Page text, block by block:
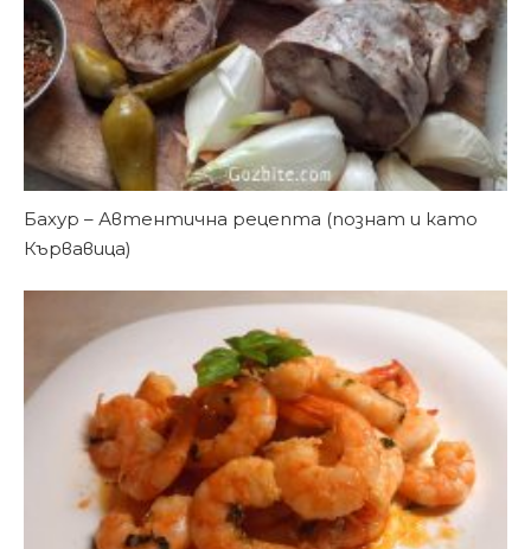
Бахур – Автентична рецепта (познат и като
Кървавица)